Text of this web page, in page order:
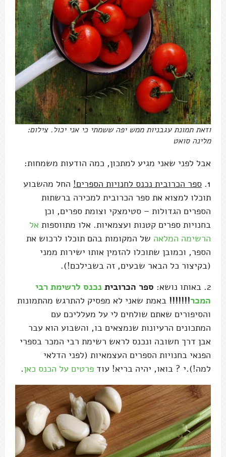
וזאת תמונת עגבניות ממש יפה ששמתי כי אני יכול. צילום:
מלינה סואט
אבל לפני שאני מגיע למתכון, כמה הודעות משמחות:
1. ספר הכרובית נכנס לחנויות הספרים! החל מהשבוע
תוכלו למצוא את ספר הכרובית למכירה ברשתות
הספרים הגדולות – סטימצקי וצומת ספרים, וכן
בחנויות ספרים קטנות ועצמאיות. אלו מתווספות אל
הרשימה המלאה של המקומות בהם תוכלו לרכוש את
הספר, וכמובן שתוכלו להזמין אותו ישירות ממני
(בקיצור כל הבאר שבעים, זה בשבילכם!).
2. באותו נושא:
ספר הכרובית נכנס לרשימת רבי
המכר!!!!!!! באמת שאני לא מפסיק להתרגש מהתמונות
והסיפורים שאתם שולחים לי על מעלליכם עם
המתכונים הרעיונות שנמצאים בו, והשבוע הוא עבר
אבן דרך חשובה ונכנס לראש רשימת רבי המכר בספרי
הפנאי בחנויות הספרים העצמאיות (לפני הדלאי
למה!).י ? בואו, יהיה בריא! עוד פרטים על הכנס כאן.